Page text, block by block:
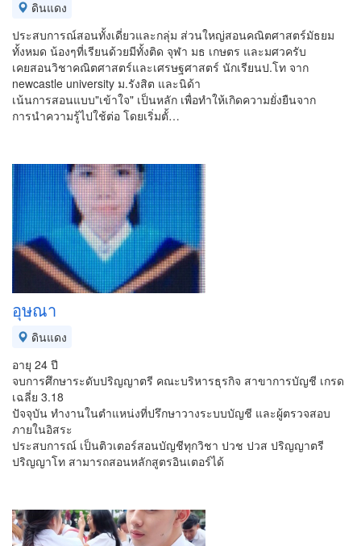
ดินแดง
ประสบการณ์สอนทั้งเดี่ยวและกลุ่ม ส่วนใหญ่สอนคณิตศาสตร์มัธยม
ทั้งหมด น้องๆที่เรียนด้วยมีทั้งติด จุฬา มธ เกษตร และมศวครับ
เคยสอนวิชาคณิตศาสตร์และเศรษฐศาสตร์ นักเรียนป.โท จาก
newcastle university ม.รังสิต และนิด้า
เน้นการสอนแบบ"เข้าใจ" เป็นหลัก เพื่อทำให้เกิดความยั่งยืนจาก
การนำความรู้ไปใช้ต่อ โดยเริ่มตั้…
อุษณา
ดินแดง
อายุ 24 ปี
จบการศึกษาระดับปริญญาตรี คณะบริหารธุรกิจ สาขาการบัญชี เกรด
เฉลี่ย 3.18
ปัจจุบัน ทำงานในตำแหน่งที่ปรึกษาวางระบบบัญชี และผู้ตรวจสอบ
ภายในอิสระ
ประสบการณ์ เป็นติวเตอร์สอนบัญชีทุกวิชา ปวช ปวส ปริญญาตรี
ปริญญาโท สามารถสอนหลักสูตรอินเตอร์ได้